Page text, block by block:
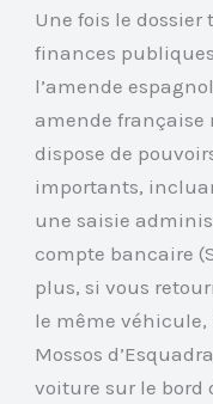
Une fois le
finances
l’amende
amende française
dispose de
importants,
une saisie
compte bancaire
plus, si vous
le même véhicule,
Mossos
voiture sur le bord